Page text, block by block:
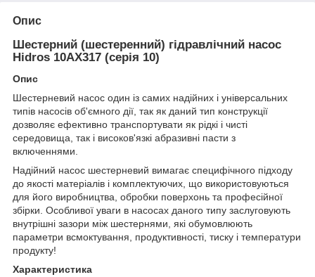
Опис
Шестерний (шестеренний) гідравлічний насос
Hidros 10АХ317 (серія 10)
Опис
Шестерневий насос один із самих надійних і універсальних
типів насосів об'ємного дії, так як даний тип конструкції
дозволяє ефективно транспортувати як рідкі і чисті
середовища, так і високов'язкі абразивні пасти з
включеннями.
Надійний насос шестерневий вимагає специфічного підходу
до якості матеріалів і комплектуючих, що використовуються
для його виробництва, обробки поверхонь та професійної
збірки. Особливої уваги в насосах даного типу заслуговують
внутрішні зазори між шестернями, які обумовлюють
параметри всмоктування, продуктивності, тиску і температури
продукту!
Характеристика